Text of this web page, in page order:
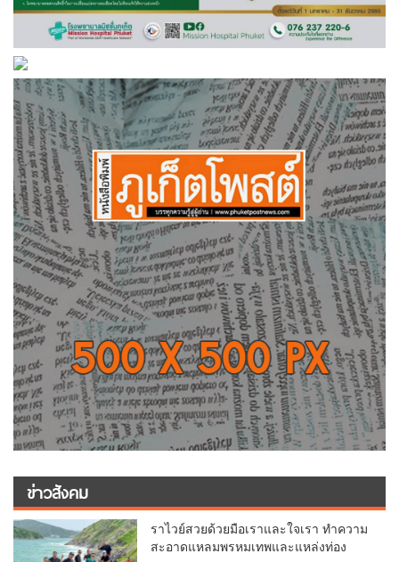
ข่าวสังคม
ราไวย์สวยด้วยมือเราและใจเรา ทำความ
สะอาดแหลมพรหมเทพและแหล่งท่อง